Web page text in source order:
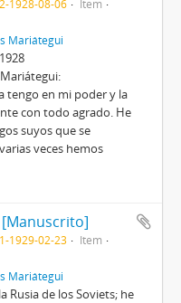
1928-08-06
Item
Mariátegui
tengo en mi poder y la
con todo agrado. He
suyos que se
veces hemos
[Manuscrito]
1929-02-23
Item
Mariátegui
Rusia de los Soviets; he